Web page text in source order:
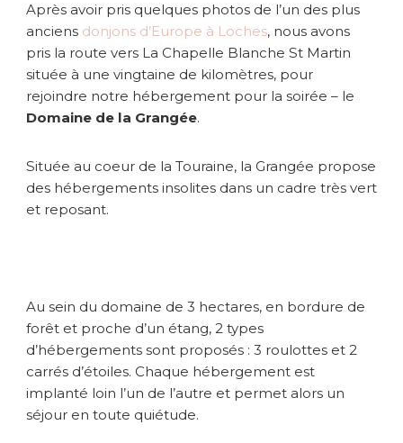
N
u
i
t
i
l
i
i
n
e
Après avoir pris quelques photos de l’un des plus
anciens donjons d’Europe à Loches, nous avons
pris la route vers La Chapelle Blanche St Martin
située à une vingtaine de kilomètres, pour
rejoindre notre hébergement pour la soirée – le
Domaine de la Grangée.
Située au coeur de la Touraine, la Grangée propose
des hébergements insolites dans un cadre très vert
et reposant.
Au sein du domaine de 3 hectares, en bordure de
forêt et proche d’un étang, 2 types
d’hébergements sont proposés : 3 roulottes et 2
carrés d’étoiles. Chaque hébergement est
implanté loin l’un de l’autre et permet alors un
séjour en toute quiétude.